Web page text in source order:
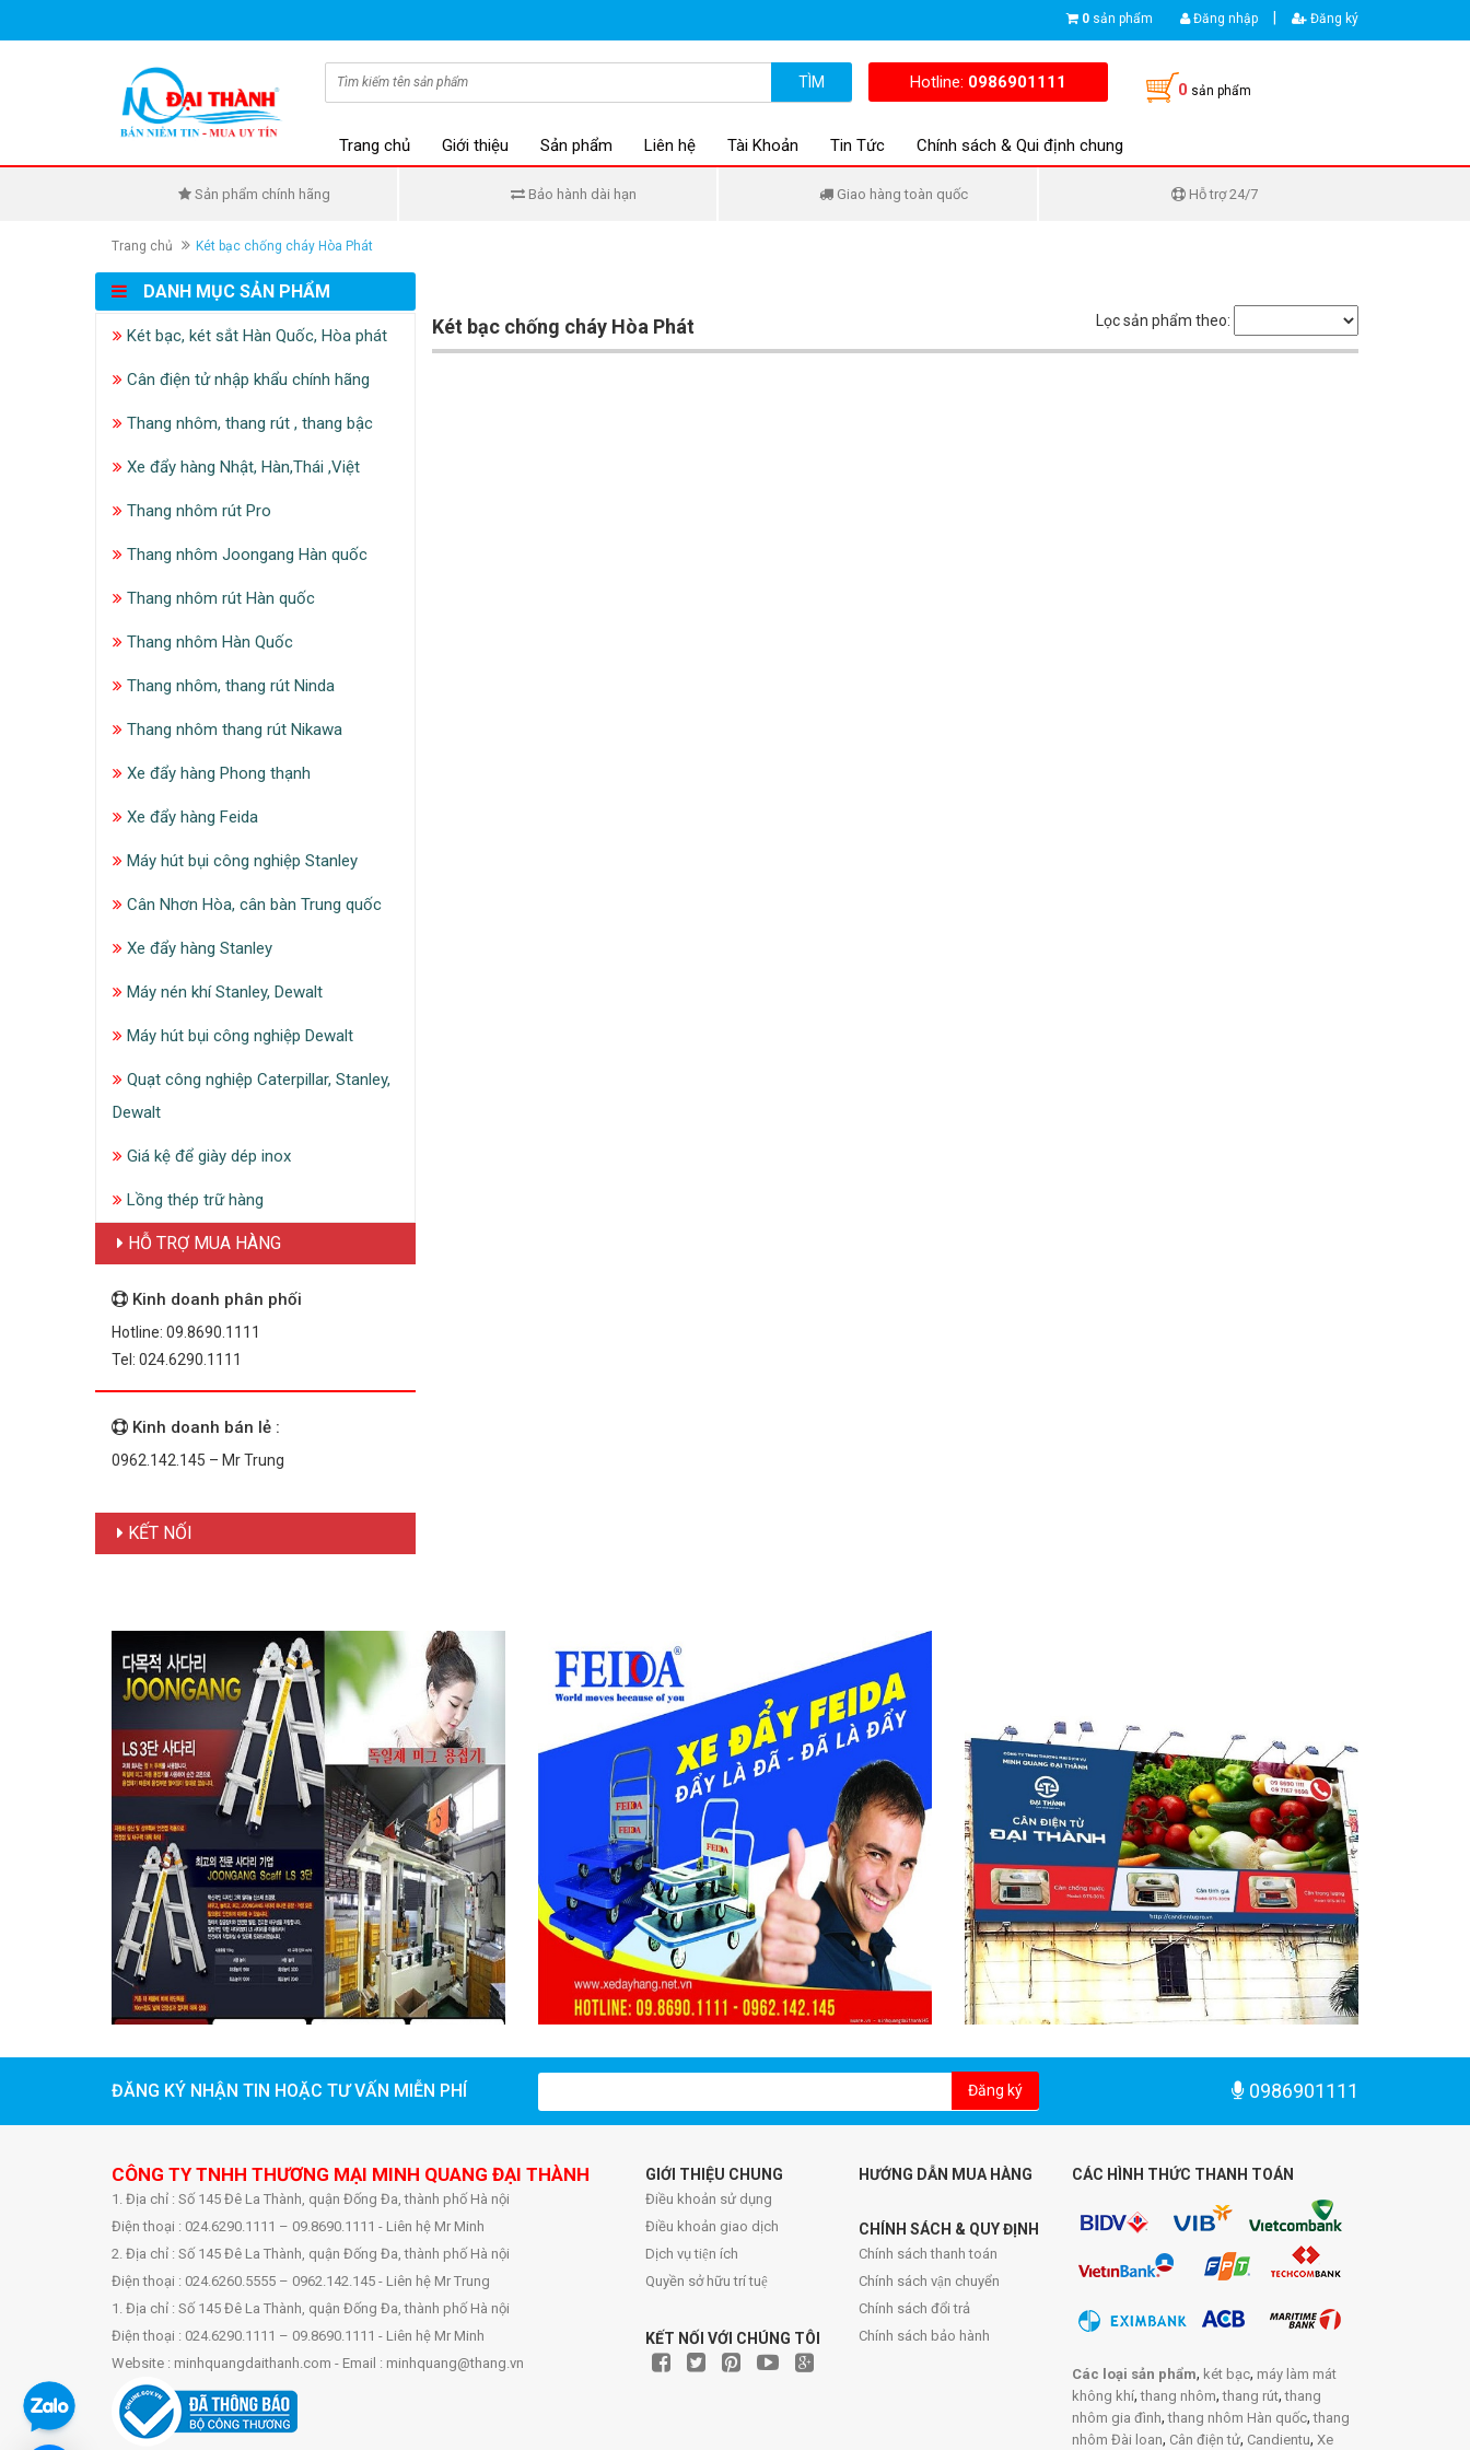
0 sản phẩm Đăng nhập Đăng ký
TÌM Hotline: 0986901111 0 sản phẩm
Trang chủ Giới thiệu Sản phẩm Liên hệ Tài Khoản Tin Tức Chính sách & Qui định chung
Sản phẩm chính hãng Bảo hành dài hạn Giao hàng toàn quốc Hỗ trợ 24/7
Trang chủ Két bạc chống cháy Hòa Phát
DANH MỤC SẢN PHẨM
Két bạc, két sắt Hàn Quốc, Hòa phát
Cân điện tử nhập khẩu chính hãng
Thang nhôm, thang rút , thang bậc
Xe đẩy hàng Nhật, Hàn,Thái ,Việt
Thang nhôm rút Pro
Thang nhôm Joongang Hàn quốc
Thang nhôm rút Hàn quốc
Thang nhôm Hàn Quốc
Thang nhôm, thang rút Ninda
Thang nhôm thang rút Nikawa
Xe đẩy hàng Phong thạnh
Xe đẩy hàng Feida
Máy hút bụi công nghiệp Stanley
Cân Nhơn Hòa, cân bàn Trung quốc
Xe đẩy hàng Stanley
Máy nén khí Stanley, Dewalt
Máy hút bụi công nghiệp Dewalt
Quạt công nghiệp Caterpillar, Stanley,
Dewalt
Giá kệ để giày dép inox
Lồng thép trữ hàng
HỖ TRỢ MUA HÀNG
Kinh doanh phân phối
Hotline: 09.8690.1111
Tel: 024.6290.1111
Kinh doanh bán lẻ :
0962.142.145 – Mr Trung
KẾT NỐI
Két bạc chống cháy Hòa Phát Lọc sản phẩm theo:
ĐĂNG KÝ NHẬN TIN HOẶC TƯ VẤN MIỄN PHÍ Đăng ký 0986901111
CÔNG TY TNHH THƯƠNG MẠI MINH QUANG ĐẠI THÀNH
1. Địa chỉ : Số 145 Đê La Thành, quận Đống Đa, thành phố Hà nội
Điện thoại : 024.6290.1111 – 09.8690.1111 - Liên hệ Mr Minh
2. Địa chỉ : Số 145 Đê La Thành, quận Đống Đa, thành phố Hà nội
Điện thoại : 024.6260.5555 – 0962.142.145 - Liên hệ Mr Trung
1. Địa chỉ : Số 145 Đê La Thành, quận Đống Đa, thành phố Hà nội
Điện thoại : 024.6290.1111 – 09.8690.1111 - Liên hệ Mr Minh
Website : minhquangdaithanh.com - Email : minhquang@thang.vn
GIỚI THIỆU CHUNG
Điều khoản sử dụng
Điều khoản giao dịch
Dịch vụ tiện ích
Quyền sở hữu trí tuệ
KẾT NỐI VỚI CHÚNG TÔI
HƯỚNG DẪN MUA HÀNG
CHÍNH SÁCH & QUY ĐỊNH
Chính sách thanh toán
Chính sách vận chuyển
Chính sách đổi trả
Chính sách bảo hành
CÁC HÌNH THỨC THANH TOÁN
Các loại sản phẩm, két bạc, máy làm mát
không khí,thang nhôm,thang rút,thang
nhôm gia đình,thang nhôm Hàn quốc,thang
nhôm Đài loan, Cân điện tử, Candientu, Xe